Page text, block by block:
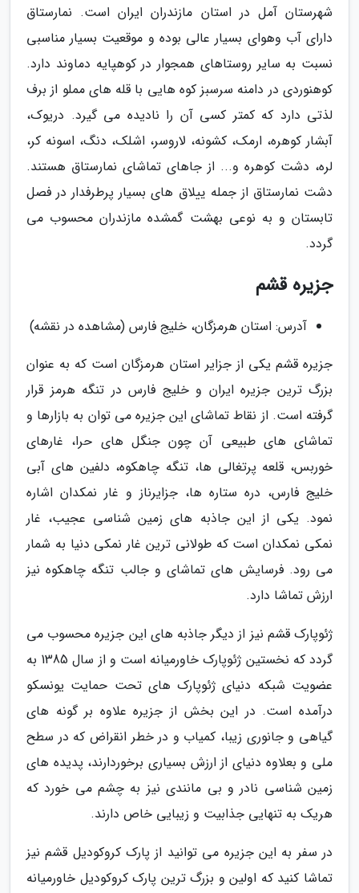
شهرستان آمل در استان مازندران ایران است. نمارستاق
دارای آب وهوای بسیار عالی بوده و موقعیت بسیار مناسبی
نسبت به سایر روستاهای همجوار در کوهپایه دماوند دارد.
کوهنوردی در دامنه سرسبز کوه هایی با قله های مملو از برف
لذتی دارد که کمتر کسی آن را نادیده می گیرد. دریوک،
آبشار کوهره، ارمک، کشونه، لاروسر، اشلک، دنگ، اسونه کر،
لره، دشت کوهره و... از جاهای تماشای نمارستاق هستند.
دشت نمارستاق از جمله ییلاق های بسیار پرطرفدار در فصل
تابستان و به نوعی بهشت گمشده مازندران محسوب می
گردد.
جزیره قشم
آدرس: استان هرمزگان، خلیج فارس (مشاهده در نقشه)
جزیره قشم یکی از جزایر استان هرمزگان است که به عنوان
بزرگ ترین جزیره ایران و خلیج فارس در تنگه هرمز قرار
گرفته است. از نقاط تماشای این جزیره می توان به بازارها و
تماشای های طبیعی آن چون جنگل های حرا، غارهای
خوربس، قلعه پرتغالی ها، تنگه چاهکوه، دلفین های آبی
خلیج فارس، دره ستاره ها، جزایرناز و غار نمکدان اشاره
نمود. یکی از این جاذبه های زمین شناسی عجیب، غار
نمکی نمکدان است که طولانی ترین غار نمکی دنیا به شمار
می رود. فرسایش های تماشای و جالب تنگه چاهکوه نیز
ارزش تماشا دارد.
ژئوپارک قشم نیز از دیگر جاذبه های این جزیره محسوب می
گردد که نخستین ژئوپارک خاورمیانه است و از سال 1385 به
عضویت شبکه دنیای ژئوپارک های تحت حمایت یونسکو
درآمده است. در این بخش از جزیره علاوه بر گونه های
گیاهی و جانوری زیبا، کمیاب و در خطر انقراض که در سطح
ملی و بعلاوه دنیای از ارزش بسیاری برخوردارند، پدیده های
زمین شناسی نادر و بی مانندی نیز به چشم می خورد که
هریک به تنهایی جذابیت و زیبایی خاص دارند.
در سفر به این جزیره می توانید از پارک کروکودیل قشم نیز
تماشا کنید که اولین و بزرگ ترین پارک کروکودیل خاورمیانه